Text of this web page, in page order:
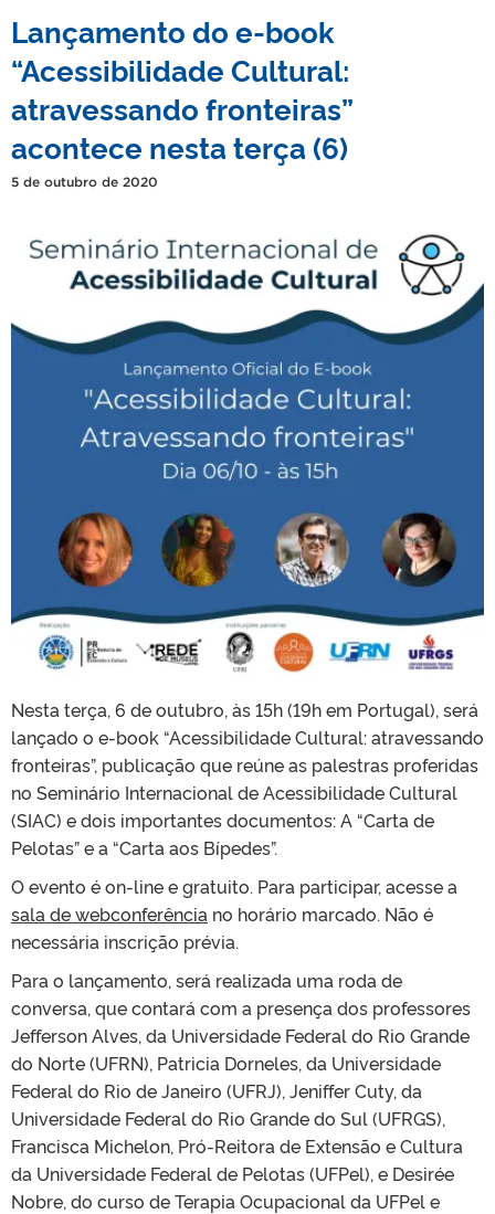
Lançamento do e-book
“Acessibilidade Cultural:
atravessando fronteiras”
acontece nesta terça (6)
5 de outubro de 2020
Nesta terça, 6 de outubro, às 15h (19h em Portugal), será
lançado o e-book “Acessibilidade Cultural: atravessando
fronteiras”, publicação que reúne as palestras proferidas
no Seminário Internacional de Acessibilidade Cultural
(SIAC) e dois importantes documentos: A “Carta de
Pelotas” e a “Carta aos Bípedes”.
O evento é on-line e gratuito. Para participar, acesse a
sala de webconferência no horário marcado. Não é
necessária inscrição prévia.
Para o lançamento, será realizada uma roda de
conversa, que contará com a presença dos professores
Jefferson Alves, da Universidade Federal do Rio Grande
do Norte (UFRN), Patricia Dorneles, da Universidade
Federal do Rio de Janeiro (UFRJ), Jeniffer Cuty, da
Universidade Federal do Rio Grande do Sul (UFRGS),
Francisca Michelon, Pró-Reitora de Extensão e Cultura
da Universidade Federal de Pelotas (UFPel), e Desirée
Nobre, do curso de Terapia Ocupacional da UFPel e